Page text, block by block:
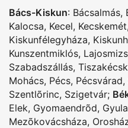
Bács-Kiskun: Bácsalmás,
Kalocsa, Kecel, Kecskemét,
Kiskunfélegyháza,
Kunszentmiklós,
Szabadszállás,
Mohács, Pécs, Pécsvárad,
Szentlõrinc, Szigetvár;
Elek, Gyomaendrõd, Gyula
Mezõkovácsháza,